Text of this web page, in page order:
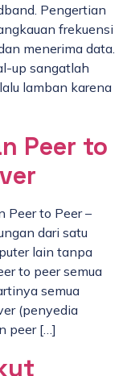
Pengertian
frekuensi
menerima data.
up sangatlah
lamban karena
Peer to
Peer to Peer –
dari satu
lain tanpa
to peer semua
semua
(penyedia
peer […]